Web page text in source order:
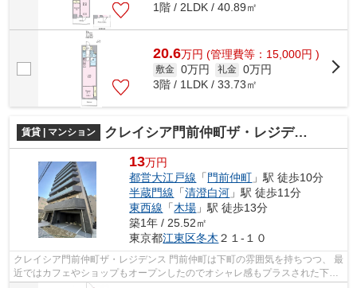
1階 / 2LDK / 40.89㎡
20.6万円 (管理費等：15,000円 )
敷金 0万円 礼金 0万円
3階 / 1LDK / 33.73㎡
賃貸 | マンション クレイシア門前仲町ザ・レジデンス
13万円
都営大江戸線 「 門前仲町 」駅 徒歩10分
半蔵門線 「清澄白河 」駅 徒歩11分
東西線 「木場 」駅 徒歩13分
築1年 / 25.52㎡
東京都江東区冬木 ２１-１０
クレイシア門前仲町ザ・レジデンス 門前仲町は下町の雰囲気を持ちつつ、 最
近ではカフェやショップもオープンしたのでオシャレ感もプラスされた下町